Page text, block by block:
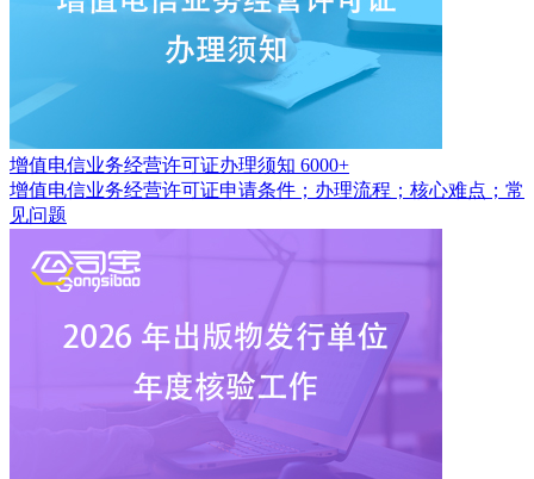
增值电信业务经营许可证办理须知 6000+
增值电信业务经营许可证申请条件；办理流程；核心难点；常
见问题